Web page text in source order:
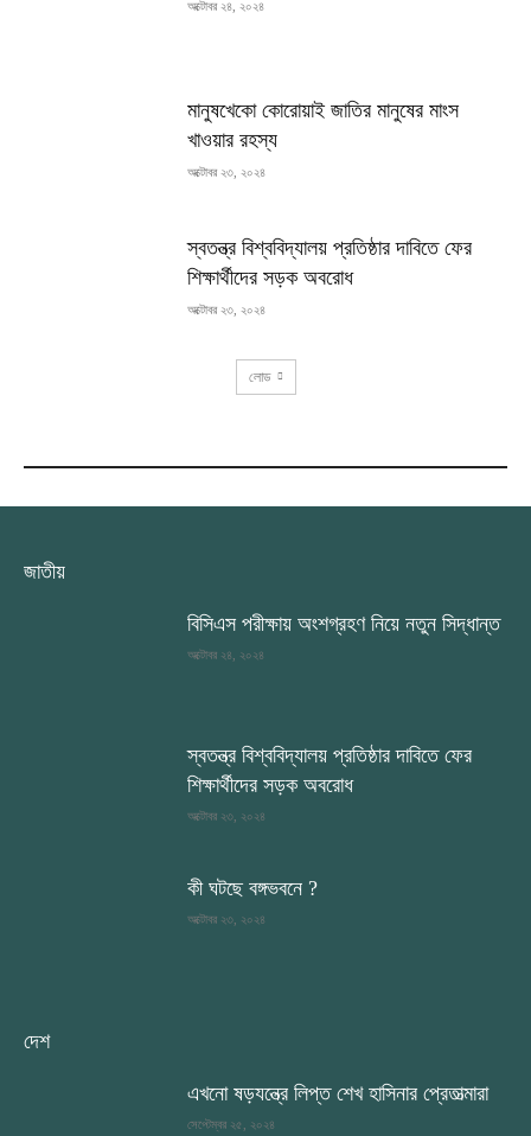
অক্টোবর ২৪, ২০২৪
মানুষখেকো কোরোয়াই জাতির মানুষের মাংস
খাওয়ার রহস্য
অক্টোবর ২৩, ২০২৪
স্বতন্ত্র বিশ্ববিদ্যালয় প্রতিষ্ঠার দাবিতে ফের
শিক্ষার্থীদের সড়ক অবরোধ
অক্টোবর ২৩, ২০২৪
লোড
জাতীয়
বিসিএস পরীক্ষায় অংশগ্রহণ নিয়ে নতুন সিদ্ধান্ত
অক্টোবর ২৪, ২০২৪
স্বতন্ত্র বিশ্ববিদ্যালয় প্রতিষ্ঠার দাবিতে ফের
শিক্ষার্থীদের সড়ক অবরোধ
অক্টোবর ২৩, ২০২৪
কী ঘটছে বঙ্গভবনে ?
অক্টোবর ২৩, ২০২৪
দেশ
এখনো ষড়যন্ত্রে লিপ্ত শেখ হাসিনার প্রেতাত্মারা
সেপ্টেম্বর ২৫, ২০২৪